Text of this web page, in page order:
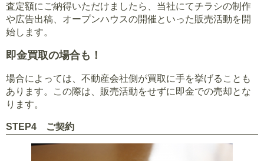
査定額にご納得いただけましたら、当社にてチラシの制作
や広告出稿、オープンハウスの開催といった販売活動を開
始します。
即金買取の場合も！
場合によっては、不動産会社側が買取に手を挙げることも
あります。この際は、販売活動をせずに即金での売却とな
ります。
STEP4 ご契約